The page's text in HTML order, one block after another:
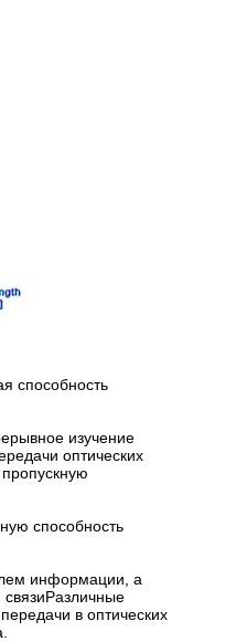
способность
изучение
оптических
способность
информации, а
связиРазличные
в оптических